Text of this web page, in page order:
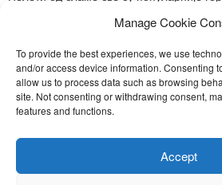
Manage Cookie
To provide the best experiences, we use
and/or access device information. Consenting
allow us to process data such as browsing
site. Not consenting or withdrawing consent,
features and functions.
Accept
Nira Press
Sadržaj ovog sajta je zakonom